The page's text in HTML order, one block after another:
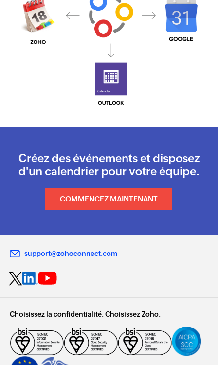
Créez des événements et disposez
d'un calendrier pour votre équipe.
COMMENCEZ MAINTENANT
support@zohoconnect.com
Choisissez la confidentialité. Choisissez Zoho.